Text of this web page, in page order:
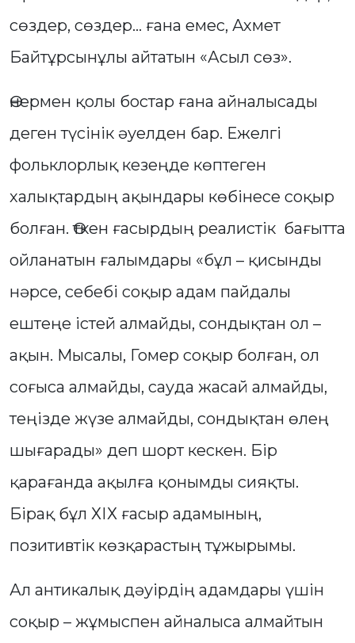
сөздер, сөздер... ғана емес, Ахмет
Байтұрсынұлы айтатын «Асыл сөз».
Өнермен қолы бостар ғана айналысады
деген түсінік әуелден бар. Ежелгі
фольклорлық кезеңде көптеген
халықтардың ақындары көбінесе соқыр
болған. Өткен ғасырдың реалистік бағытта
ойланатын ғалымдары «бұл – қисынды
нәрсе, себебі соқыр адам пайдалы
ештеңе істей алмайды, сондықтан ол –
ақын. Мысалы, Гомер соқыр болған, ол
соғыса алмайды, сауда жасай алмайды,
теңізде жүзе алмайды, сондықтан өлең
шығарады» деп шорт кескен. Бір
қарағанда ақылға қонымды сияқты.
Бірақ бұл ХІХ ғасыр адамының,
позитивтік көзқарастың тұжырымы.
Ал антикалық дәуірдің адамдары үшін
соқыр – жұмыспен айналыса алмайтын